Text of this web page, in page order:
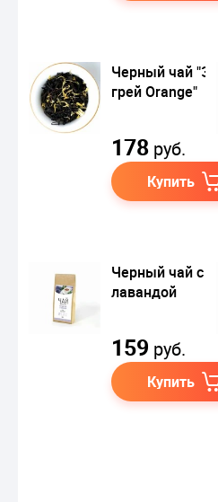
Черный чай "Эрл
грей Orange"
178 руб.
Купить
Черный чай с
лавандой
159 руб.
Купить